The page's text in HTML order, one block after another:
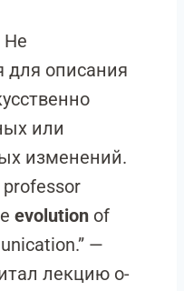
Не
для описания
или
изменений.
professor
evolution of
—
лекцию о-